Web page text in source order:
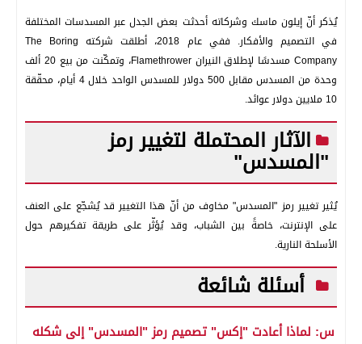
يُذكر أنّ إيلون ماسك وشركاته أحدثت بعض الجدل عبر المسدسات المختلفة
في التصميم والأفكار. ففي عام 2018، أطلقت شركته The Boring
Company مسدسًا لإطلاق النيران Flamethrower، وتمكّنت من بيع 20 ألف
وحدة من المسدس مقابل 500 دولار للمسدس الواحد خلال 4 أيام، محقّقة
10 ملايين دولار عوائد.
الآثار المحتملة لتغيير رمز
"المسدس"
يُثير تغيير رمز "المسدس" مخاوف من أنّ هذا التغيير قد يُشجّع على العنف
على الإنترنت، خاصةً بين الشباب، وقد يُؤثّر على طريقة تفكيرهم حول
الأسلحة النارية.
أسئلة شائعة
س: لماذا أعادت "إكس" تصميم رمز "المسدس" إلى شكله